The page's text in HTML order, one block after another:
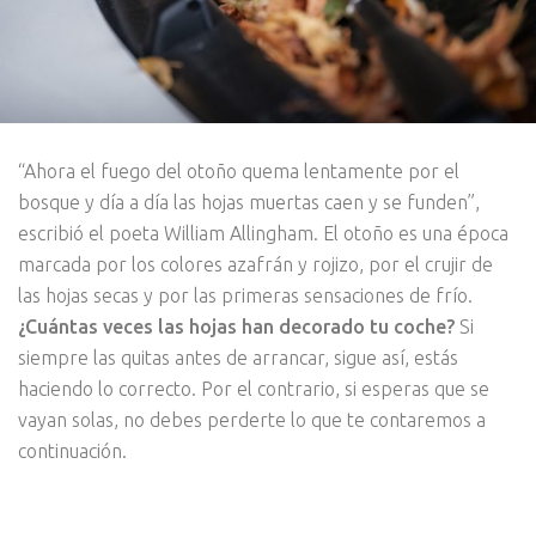
“Ahora el fuego del otoño quema lentamente por el
bosque y día a día las hojas muertas caen y se funden”,
escribió el poeta William Allingham. El otoño es una época
marcada por los colores azafrán y rojizo, por el crujir de
las hojas secas y por las primeras sensaciones de frío.
¿Cuántas veces las hojas han decorado tu coche? Si
siempre las quitas antes de arrancar, sigue así, estás
haciendo lo correcto. Por el contrario, si esperas que se
vayan solas, no debes perderte lo que te contaremos a
continuación.